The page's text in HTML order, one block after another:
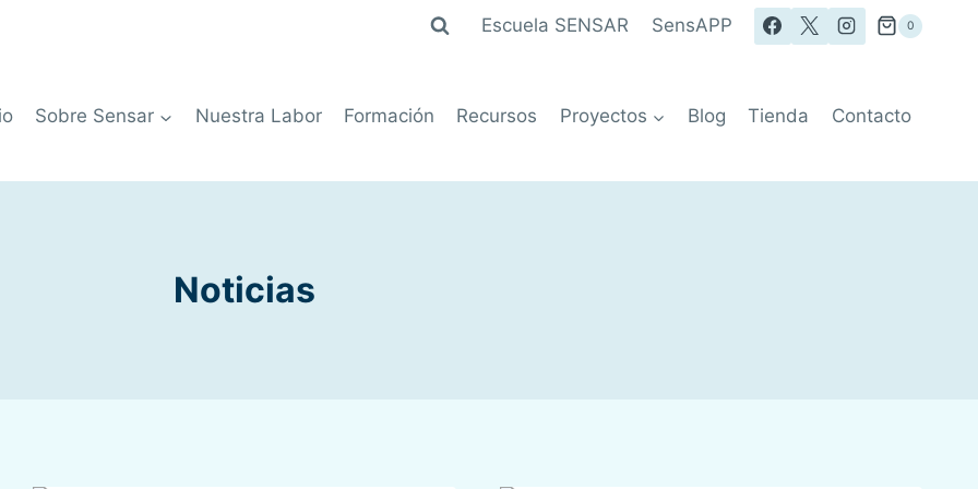
Escuela SENSAR SensAPP 0
Sobre Sensar Nuestra Labor Formación Recursos Proyectos Blog Tienda Contacto
Noticias